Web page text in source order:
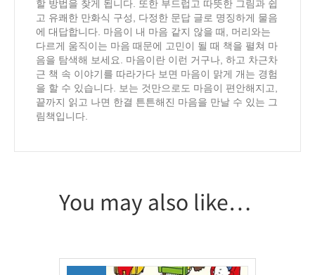
할 방법을 찾게 됩니다. 또한 부드럽고 따뜻한 그림과 쉽
고 유쾌한 만화식 구성, 다정한 문답 글로 명징하게 물음
에 대답합니다. 마음이 내 마음 같지 않을 때, 머리와는
다르게 움직이는 마음 때문에 고민이 될 때 책을 펼쳐 마
음을 탐색해 보세요. 마음이란 이런 거구나, 하고 차근차
근 책 속 이야기를 따라가다 보면 마음이 맑게 개는 경험
을 할 수 있습니다. 보는 것만으로도 마음이 편안해지고,
끝까지 읽고 나면 한결 튼튼해진 마음을 만날 수 있는 그
림책입니다.
You may also like…